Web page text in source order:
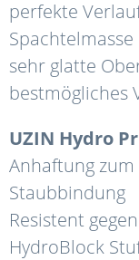
perfekte
sehr glatte
bestmögliches
UZIN Hydro
Anhaftung
Staubbindung
Resistent
HydroBlock